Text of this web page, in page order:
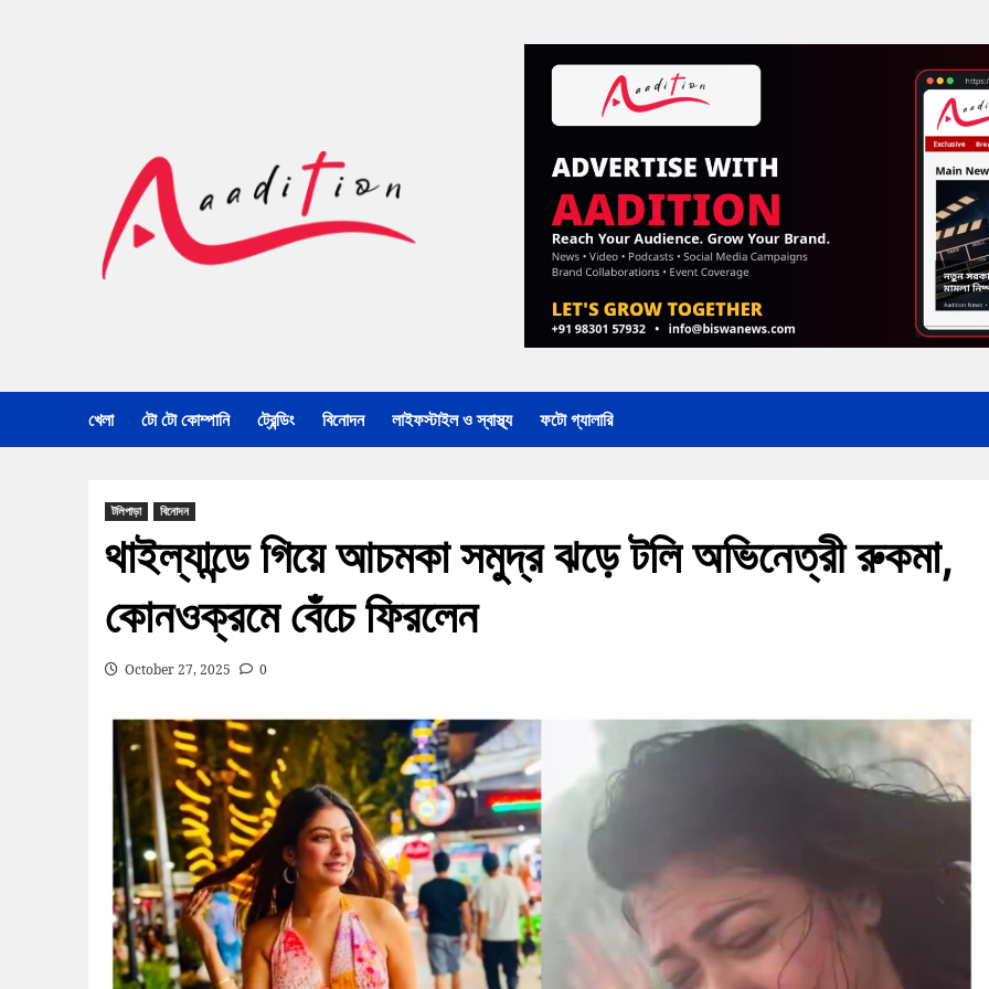
খেলা টো টো কোম্পানি ট্রেন্ডিং বিনোদন লাইফস্টাইল ও স্বাস্থ্য ফটো গ্যালারি
টলিপাড়া বিনোদন
থাইল্যান্ডে গিয়ে আচমকা সমুদ্র ঝড়ে টলি অভিনেত্রী রুকমা,
কোনওক্রমে বেঁচে ফিরলেন
October 27, 2025 0